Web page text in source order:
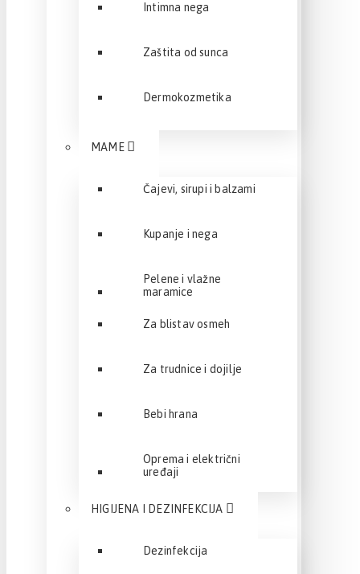
Intimna nega
Zaštita od sunca
Dermokozmetika
MAME
Čajevi, sirupi i balzami
Kupanje i nega
Pelene i vlažne
maramice
Za blistav osmeh
Za trudnice i dojilje
Bebi hrana
Oprema i električni
uređaji
HIGIJENA I DEZINFEKCIJA
Dezinfekcija